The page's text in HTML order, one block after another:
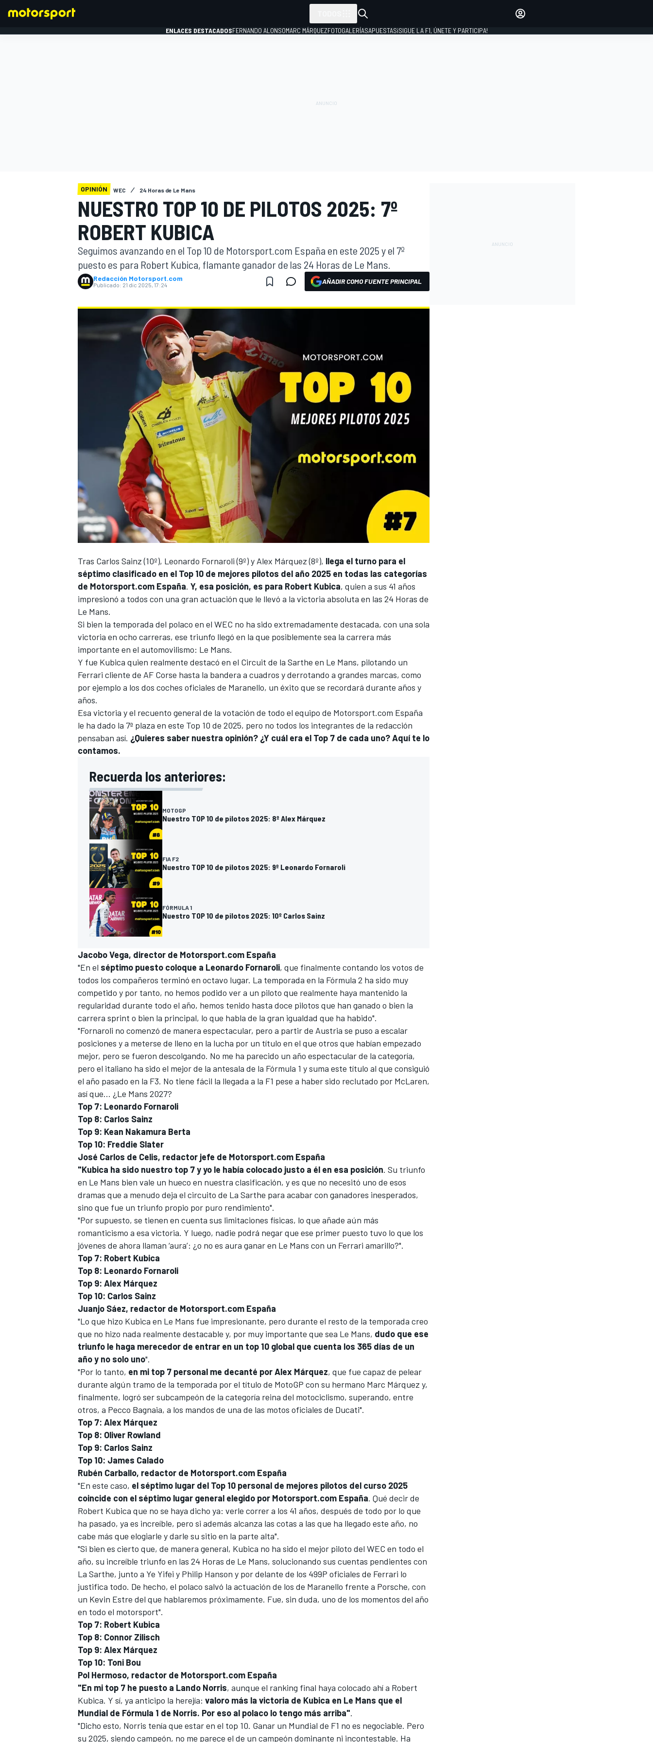
FÓRMULA E
MÁS CATEGORÍAS
ENLACES DESTACADOSFERNANDO ALONSOMARC MÁRQUEZFOTOGALERÍASAPUESTAS¡SIGUE LA F1, ÚNETE Y PARTICIPA!
OPINIÓN WEC 24 Horas de Le Mans
NUESTRO TOP 10 DE PILOTOS 2025: 7º
ROBERT KUBICA
Seguimos avanzando en el Top 10 de Motorsport.com España en este 2025 y el 7º
puesto es para Robert Kubica, flamante ganador de las 24 Horas de Le Mans.
Redacción Motorsport.com
Publicado: 21 dic 2025, 17:24 AÑADIR COMO FUENTE PRINCIPAL
Tras Carlos Sainz(10º), Leonardo Fornaroli(9º) y Alex Márquez(8º), llega el turno para el
séptimo clasificado en el Top 10 de mejores pilotos del año 2025 en todas las categorías
de Motorsport.com España. Y, esa posición, es para Robert Kubica, quien a sus 41 años
impresionó a todos con una gran actuación que le llevó a la victoria absoluta en las 24 Horas de
Le Mans.
Si bien la temporada del polaco en el WEC no ha sido extremadamente destacada, con una sola
victoria en ocho carreras, ese triunfo llegó en la que posiblemente sea la carrera más
importante en el automovilismo: Le Mans.
Y fue Kubica quien realmente destacó en el Circuit de la Sarthe en Le Mans, pilotando un
Ferrari cliente de AF Corse hasta la bandera a cuadros y derrotando a grandes marcas, como
por ejemplo a los dos coches oficiales de Maranello, un éxito que se recordará durante años y
años.
Esa victoria y el recuento general de la votación de todo el equipo de Motorsport.com España
le ha dado la 7ª plaza en este Top 10 de 2025, pero no todos los integrantes de la redacción
pensaban así. ¿Quieres saber nuestra opinión? ¿Y cuál era el Top 7 de cada uno? Aquí te lo
contamos.
Recuerda los anteriores:
MOTOGP
Nuestro TOP 10 de pilotos 2025: 8º Alex Márquez
FIA F2
Nuestro TOP 10 de pilotos 2025: 9º Leonardo Fornaroli
FÓRMULA 1
Nuestro TOP 10 de pilotos 2025: 10º Carlos Sainz
Jacobo Vega, director de Motorsport.com España
"En el séptimo puesto coloque a Leonardo Fornaroli, que finalmente contando los votos de
todos los compañeros terminó en octavo lugar. La temporada en la Fórmula 2 ha sido muy
competido y por tanto, no hemos podido ver a un piloto que realmente haya mantenido la
regularidad durante todo el año, hemos tenido hasta doce pilotos que han ganado o bien la
carrera sprint o bien la principal, lo que habla de la gran igualdad que ha habido".
"Fornaroli no comenzó de manera espectacular, pero a partir de Austria se puso a escalar
posiciones y a meterse de lleno en la lucha por un título en el que otros que habían empezado
mejor, pero se fueron descolgando. No me ha parecido un año espectacular de la categoría,
pero el italiano ha sido el mejor de la antesala de la Fórmula 1 y suma este título al que consiguió
el año pasado en la F3. No tiene fácil la llegada a la F1 pese a haber sido reclutado por McLaren,
así que... ¿Le Mans 2027?
Top 7: Leonardo Fornaroli
Top 8: Carlos Sainz
Top 9: Kean Nakamura Berta
Top 10: Freddie Slater
José Carlos de Celis, redactor jefe de Motorsport.com España
"Kubica ha sido nuestro top 7 y yo le había colocado justo a él en esa posición. Su triunfo
en Le Mans bien vale un hueco en nuestra clasificación, y es que no necesitó uno de esos
dramas que a menudo deja el circuito de La Sarthe para acabar con ganadores inesperados,
sino que fue un triunfo propio por puro rendimiento".
"Por supuesto, se tienen en cuenta sus limitaciones físicas, lo que añade aún más
romanticismo a esa victoria. Y luego, nadie podrá negar que ese primer puesto tuvo lo que los
jóvenes de ahora llaman ‘aura’: ¿o no es aura ganar en Le Mans con un Ferrari amarillo?".
Top 7: Robert Kubica
Top 8: Leonardo Fornaroli
Top 9: Alex Márquez
Top 10: Carlos Sainz
Juanjo Sáez, redactor de Motorsport.com España
"Lo que hizo Kubica en Le Mans fue impresionante, pero durante el resto de la temporada creo
que no hizo nada realmente destacable y, por muy importante que sea Le Mans, dudo que ese
triunfo le haga merecedor de entrar en un top 10 global que cuenta los 365 días de un
año y no solo uno".
"Por lo tanto, en mi top 7 personal me decanté por Alex Márquez, que fue capaz de pelear
durante algún tramo de la temporada por el título de MotoGP con su hermano Marc Márquez y,
finalmente, logró ser subcampeón de la categoría reina del motociclismo, superando, entre
otros, a Pecco Bagnaia, a los mandos de una de las motos oficiales de Ducati".
Top 7: Alex Márquez
Top 8: Oliver Rowland
Top 9: Carlos Sainz
Top 10: James Calado
Rubén Carballo, redactor de Motorsport.com España
"En este caso, el séptimo lugar del Top 10 personal de mejores pilotos del curso 2025
coincide con el séptimo lugar general elegido por Motorsport.com España. Qué decir de
Robert Kubica que no se haya dicho ya: verle correr a los 41 años, después de todo por lo que
ha pasado, ya es increíble, pero si además alcanza las cotas a las que ha llegado este año, no
cabe más que elogiarle y darle su sitio en la parte alta".
"Si bien es cierto que, de manera general, Kubica no ha sido el mejor piloto del WEC en todo el
año, su increíble triunfo en las 24 Horas de Le Mans, solucionando sus cuentas pendientes con
La Sarthe, junto a Ye Yifei y Philip Hanson y por delante de los 499P oficiales de Ferrari lo
justifica todo. De hecho, el polaco salvó la actuación de los de Maranello frente a Porsche, con
un Kevin Estre del que hablaremos próximamente. Fue, sin duda, uno de los momentos del año
en todo el motorsport".
Top 7: Robert Kubica
Top 8: Connor Zilisch
Top 9: Alex Márquez
Top 10: Toni Bou
Pol Hermoso, redactor de Motorsport.com España
"En mi top 7 he puesto a Lando Norris, aunque el ranking final haya colocado ahí a Robert
Kubica. Y sí, ya anticipo la herejía: valoro más la victoria de Kubica en Le Mans que el
Mundial de Fórmula 1 de Norris. Por eso al polaco lo tengo más arriba".
"Dicho esto, Norris tenía que estar en el top 10. Ganar un Mundial de F1 no es negociable. Pero
su 2025, siendo campeón, no me parece el de un campeón dominante ni incontestable. Ha